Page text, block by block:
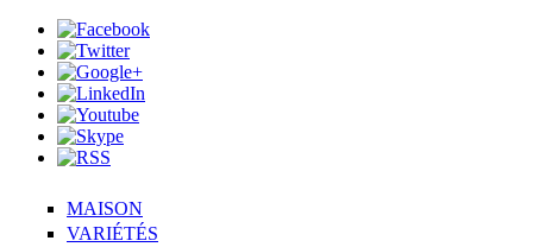
MAISON
VARIÉTÉS